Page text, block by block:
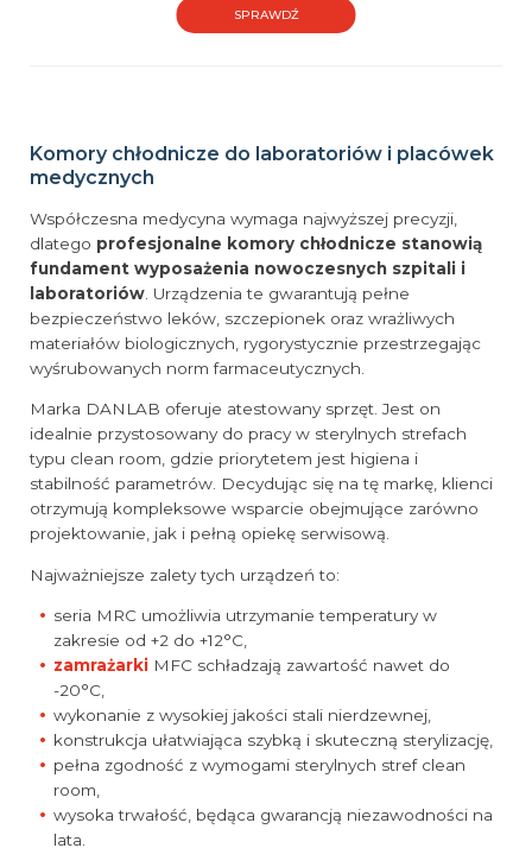
SPRAWDŹ
Komory chłodnicze do laboratoriów i placówek
medycznych
Współczesna medycyna wymaga najwyższej precyzji,
dlatego profesjonalne komory chłodnicze stanowią
fundament wyposażenia nowoczesnych szpitali i
laboratoriów . Urządzenia te gwarantują pełne
bezpieczeństwo leków, szczepionek oraz wrażliwych
materiałów biologicznych, rygorystycznie przestrzegając
wyśrubowanych norm farmaceutycznych.
Marka DANLAB oferuje atestowany sprzęt. Jest on
idealnie przystosowany do pracy w sterylnych strefach
typu clean room, gdzie priorytetem jest higiena i
stabilność parametrów. Decydując się na tę markę, klienci
otrzymują kompleksowe wsparcie obejmujące zarówno
projektowanie, jak i pełną opiekę serwisową.
Najważniejsze zalety tych urządzeń to:
seria MRC umożliwia utrzymanie temperatury w
zakresie od +2 do +12°C,
zamrażarki MFC schładzają zawartość nawet do
-20°C,
wykonanie z wysokiej jakości stali nierdzewnej,
konstrukcja ułatwiająca szybką i skuteczną sterylizację,
pełna zgodność z wymogami sterylnych stref clean
room,
wysoka trwałość, będąca gwarancją niezawodności na
lata.